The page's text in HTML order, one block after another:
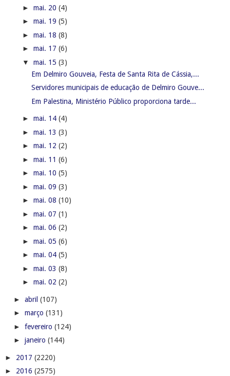
► mai. 20 (4)
► mai. 19 (5)
► mai. 18 (8)
► mai. 17 (6)
▼ mai. 15 (3)
Em Delmiro Gouveia, Festa de Santa Rita de Cássia,...
Servidores municipais de educação de Delmiro Gouve...
Em Palestina, Ministério Público proporciona tarde...
► mai. 14 (4)
► mai. 13 (3)
► mai. 12 (2)
► mai. 11 (6)
► mai. 10 (5)
► mai. 09 (3)
► mai. 08 (10)
► mai. 07 (1)
► mai. 06 (2)
► mai. 05 (6)
► mai. 04 (5)
► mai. 03 (8)
► mai. 02 (2)
► abril (107)
► março (131)
► fevereiro (124)
► janeiro (144)
► 2017 (2220)
► 2016 (2575)